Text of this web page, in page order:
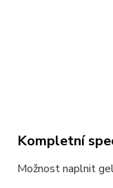
Kompletní
Možnost naplnit